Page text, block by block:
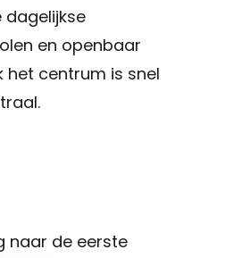
dagelijkse
en openbaar
centrum is snel
naar de eerste